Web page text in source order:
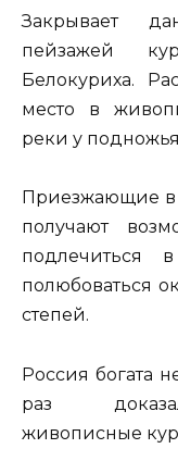
Закрывает
пейзажей
Белокуриха.
место в
реки у
Приезжающие в
получают
подлечиться
полюбоваться
степей.
Россия богата
раз
живописные